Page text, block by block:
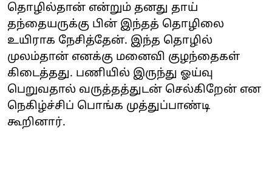
தொழில்தான் என்றும் தனது தாய்
தந்தையருக்கு பின் இந்தத் தொழிலை
உயிராக நேசித்தேன். இந்த தொழில்
முலம்தான் எனக்கு மனைவி குழந்தைகள்
கிடைத்தது. பணியில் இருந்து ஓய்வு
பெறுவதால் வருத்தத்துடன் செல்கிறேன் என
நெகிழ்ச்சிப் பொங்க முத்துப்பாண்டி
கூறினார்.